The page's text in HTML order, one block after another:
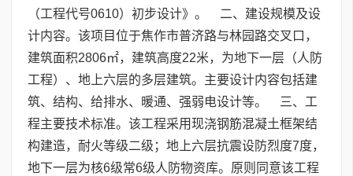
（工程代号0610）初步设计》。 二、建设规模及设
计内容。该项目位于焦作市普济路与林园路交叉口，
建筑面积2806㎡，建筑高度22米，为地下一层（人防
工程）、地上六层的多层建筑。主要设计内容包括建
筑、结构、给排水、暖通、强弱电设计等。 三、工
程主要技术标准。该工程采用现浇钢筋混凝土框架结
构建造，耐火等级二级；地上六层抗震设防烈度7度，
地下一层为核6级常6级人防物资库。原则同意该工程